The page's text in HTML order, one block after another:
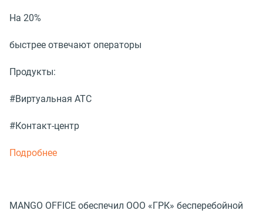
На 20%
быстрее отвечают операторы
Продукты:
#Виртуальная АТС
#Контакт-центр
Подробнее
MANGO OFFICE обеспечил ООО «ГРК» бесперебойной